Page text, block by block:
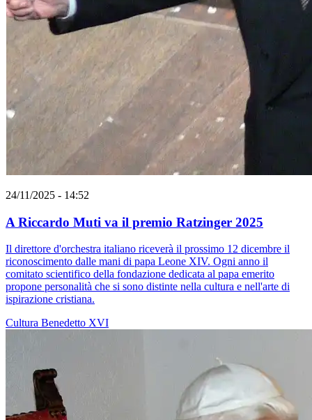
24/11/2025 - 14:52
A Riccardo Muti va il premio Ratzinger 2025
Il direttore d'orchestra italiano riceverà il prossimo 12 dicembre il
riconoscimento dalle mani di papa Leone XIV. Ogni anno il
comitato scientifico della fondazione dedicata al papa emerito
propone personalità che si sono distinte nella cultura e nell'arte di
ispirazione cristiana.
Cultura Benedetto XVI